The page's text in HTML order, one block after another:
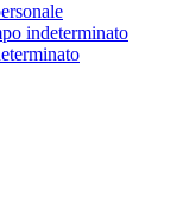
indeterminato